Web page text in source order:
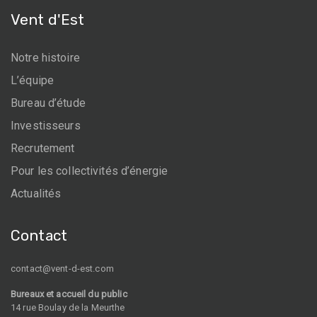
Vent d'Est
Notre histoire
L’équipe
Bureau d’étude
Investisseurs
Recrutement
Pour les collectivités d’énergie
Actualités
Contact
contact@vent-d-est.com
Bureaux et accueil du public
14 rue Boulay de la Meurthe